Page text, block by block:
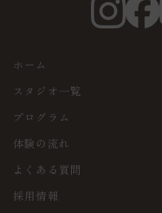
ホーム
スタジオ一覧
プログラム
体験の流れ
よくある質問
採用情報